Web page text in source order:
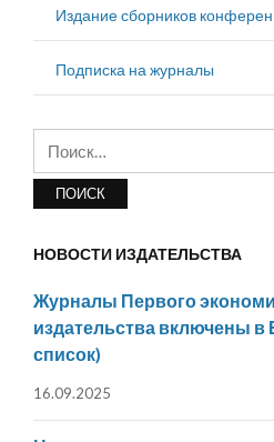
Издание сборников
Подписка на журналы
НОВОСТИ ИЗДАТЕЛЬСТВА
Журналы Первого
издательства включены
список)
16.09.2025